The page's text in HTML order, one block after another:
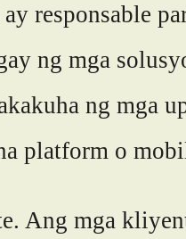
responsable
ng mga
ng mga
platform o
Ang mga